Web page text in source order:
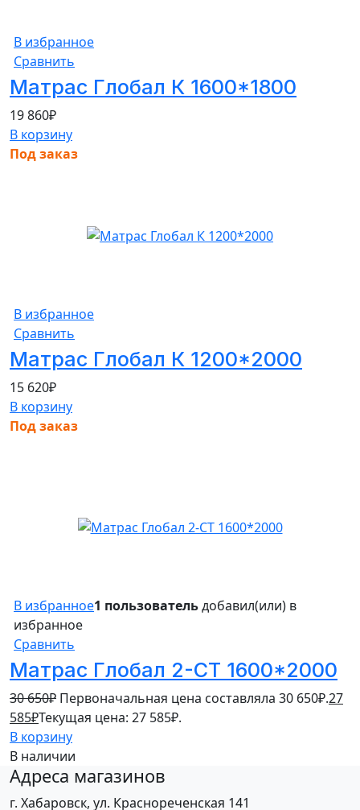
В избранное
Сравнить
Матрас Глобал К 1600*1800
19 860₽
В корзину
Под заказ
В избранное
Сравнить
Матрас Глобал К 1200*2000
15 620₽
В корзину
Под заказ
В избранное1 пользовательдобавил(или) в
избранное
Сравнить
Матрас Глобал 2-СТ 1600*2000
30 650₽ Первоначальная цена составляла 30 650₽.27
585₽Текущая цена: 27 585₽.
В корзину
В наличии
Адреса магазинов
г. Хабаровск, ул. Краснореченская 141